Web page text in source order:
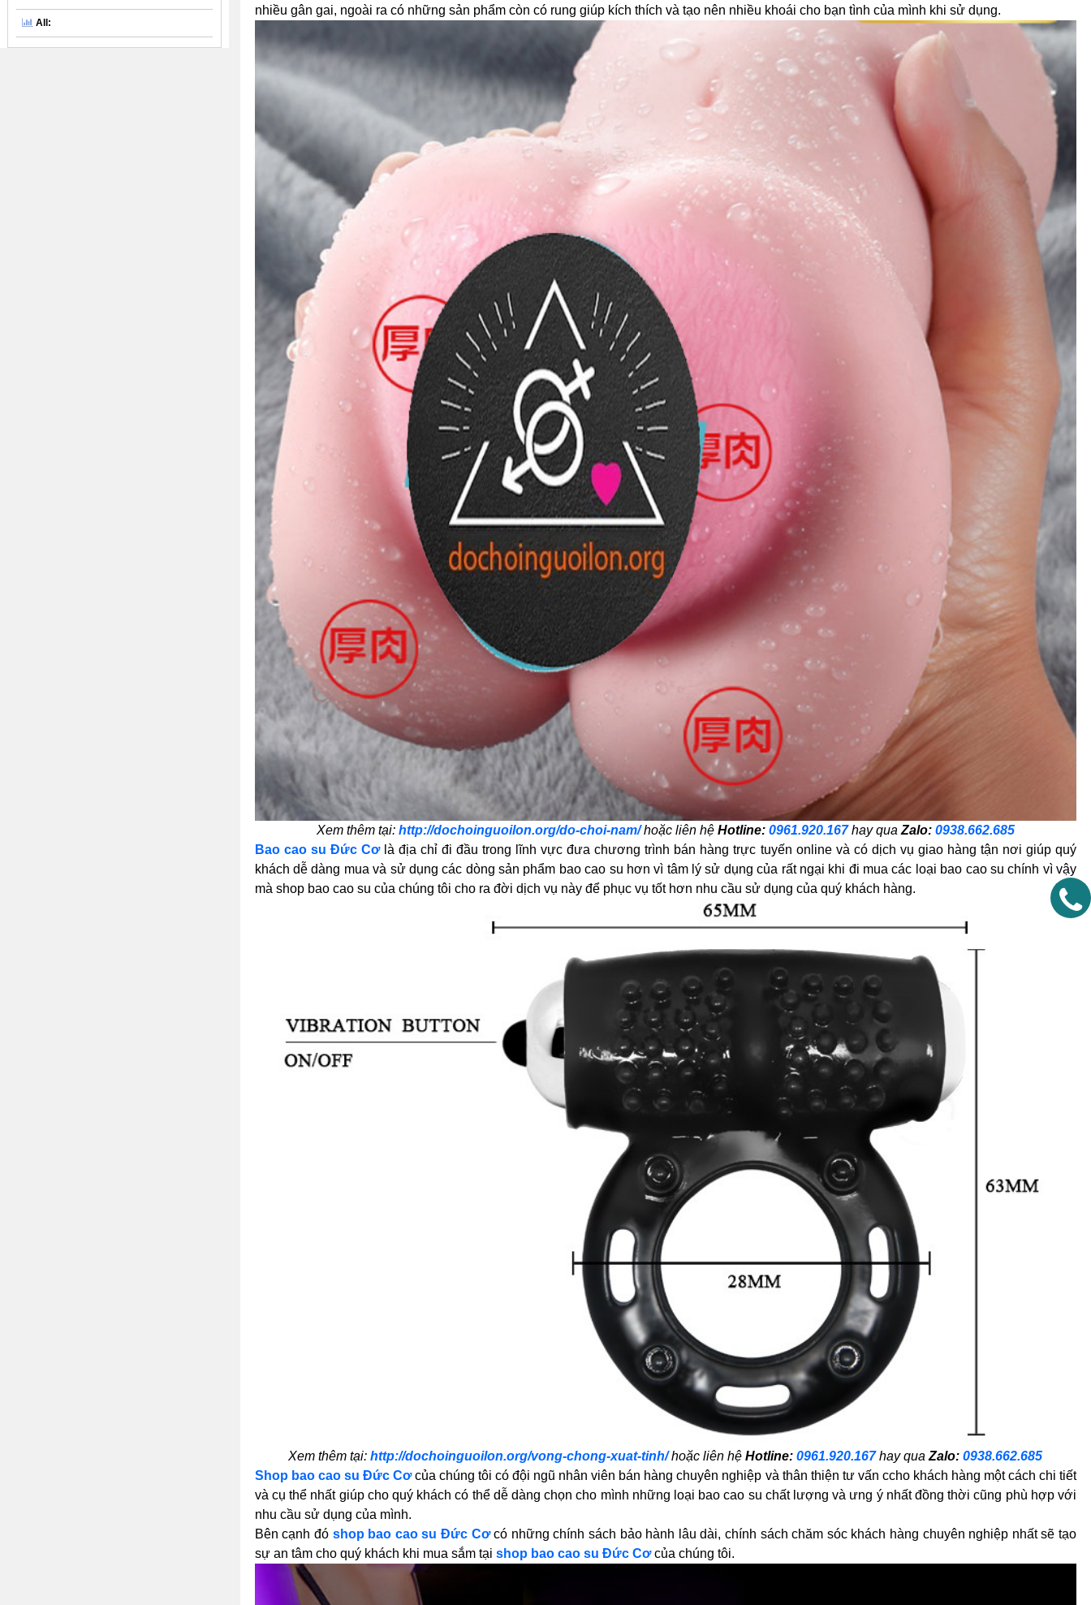
nhiều gân gai, ngoài ra có những sản phẩm còn có rung giúp kích thích và tạo nên nhiều khoái cho bạn tình của mình khi sử dụng.
Xem thêm tại: http://dochoinguoilon.org/do-choi-nam/hoặc liên hệ Hotline: 0961.920.167hay qua Zalo: 0938.662.685
Bao cao su Đức Cơlà địa chỉ đi đầu trong lĩnh vực đưa chương trình bán hàng trực tuyến online và có dịch vụ giao hàng tận nơi giúp quý
khách dễ dàng mua và sử dụng các dòng sản phẩm bao cao su hơn vì tâm lý sử dụng của rất ngại khi đi mua các loại bao cao su chính vì vậy
mà shop bao cao su của chúng tôi cho ra đời dịch vụ này để phục vụ tốt hơn nhu cầu sử dụng của quý khách hàng.
Xem thêm tại:http://dochoinguoilon.org/vong-chong-xuat-tinh/hoặc liên hệHotline:0961.920.167hay quaZalo:0938.662.685
Shop bao cao su Đức Cơcủa chúng tôi có đội ngũ nhân viên bán hàng chuyên nghiệp và thân thiện tư vấn ccho khách hàng một cách chi tiết
và cụ thể nhất giúp cho quý khách có thể dễ dàng chọn cho mình những loại bao cao su chất lượng và ưng ý nhất đồng thời cũng phù hợp với
nhu cầu sử dụng của mình.
Bên cạnh đó shop bao cao su Đức Cơcó những chính sách bảo hành lâu dài, chính sách chăm sóc khách hàng chuyên nghiệp nhất sẽ tạo
sự an tâm cho quý khách khi mua sắm tại shop bao cao su Đức Cơcủa chúng tôi.
All: